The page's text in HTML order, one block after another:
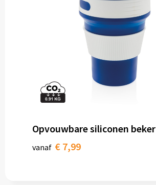
Opvouwbare siliconen beker
vanaf € 7,99